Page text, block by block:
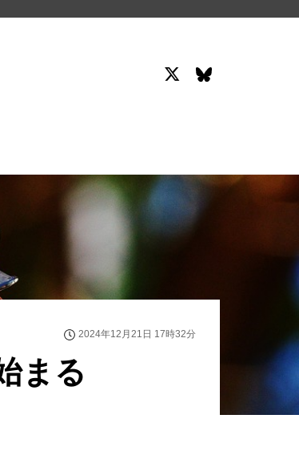
2024年12月21日 17時32分
まる